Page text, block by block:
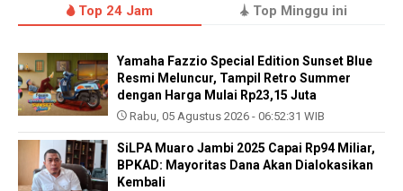
Top 24 Jam Top Minggu ini
Yamaha Fazzio Special Edition Sunset Blue
Resmi Meluncur, Tampil Retro Summer
dengan Harga Mulai Rp23,15 Juta
Rabu, 05 Agustus 2026 - 06:52:31 WIB
SiLPA Muaro Jambi 2025 Capai Rp94 Miliar,
BPKAD: Mayoritas Dana Akan Dialokasikan
Kembali